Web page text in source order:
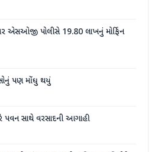
એસઓજી પોલીસે 19.80 લાખનું મોર્ફિન
સોનું પણ મોંઘુ થયું
સાથે વરસાદની આગાહી